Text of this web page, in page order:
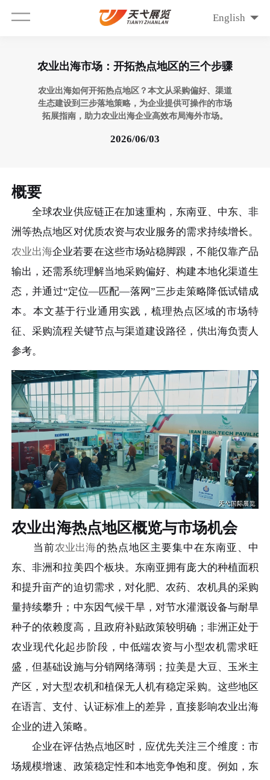
English
农业出海市场：开拓热点地区的三个步骤
农业出海如何开拓热点地区？本文从采购偏好、渠道
生态建设到三步落地策略，为企业提供可操作的市场
拓展指南，助力农业出海企业高效布局海外市场。
2026/06/03
概要
全球农业供应链正在加速重构，东南亚、中东、非
洲等热点地区对优质农资与农业服务的需求持续增长。
农业出海企业若要在这些市场站稳脚跟，不能仅靠产品
输出，还需系统理解当地采购偏好、构建本地化渠道生
态，并通过“定位—匹配—落网”三步走策略降低试错成
本。本文基于行业通用实践，梳理热点区域的市场特
征、采购流程关键节点与渠道建设路径，供出海负责人
参考。
农业出海热点地区概览与市场机会
当前农业出海的热点地区主要集中在东南亚、中
东、非洲和拉美四个板块。东南亚拥有庞大的种植面积
和提升亩产的迫切需求，对化肥、农药、农机具的采购
量持续攀升；中东因气候干旱，对节水灌溉设备与耐旱
种子的依赖度高，且政府补贴政策较明确；非洲正处于
农业现代化起步阶段，中低端农资与小型农机需求旺
盛，但基础设施与分销网络薄弱；拉美是大豆、玉米主
产区，对大型农机和植保无人机有稳定采购。这些地区
在语言、支付、认证标准上的差异，直接影响农业出海
企业的进入策略。
企业在评估热点地区时，应优先关注三个维度：市
场规模增速、政策稳定性和本地竞争饱和度。例如，东